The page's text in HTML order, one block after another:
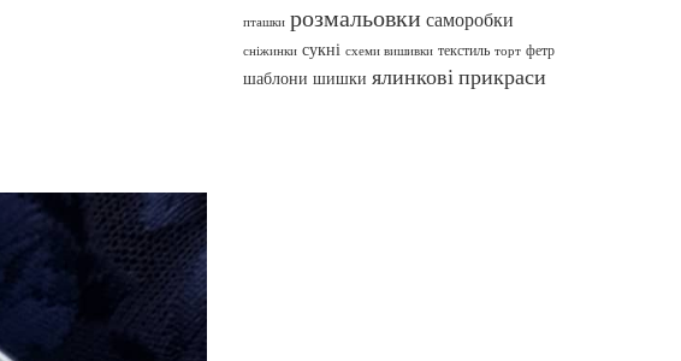
пташки розмальовки саморобки
сніжинки сукні схеми вишивки текстиль торт фетр
шаблони шишки ялинкові прикраси